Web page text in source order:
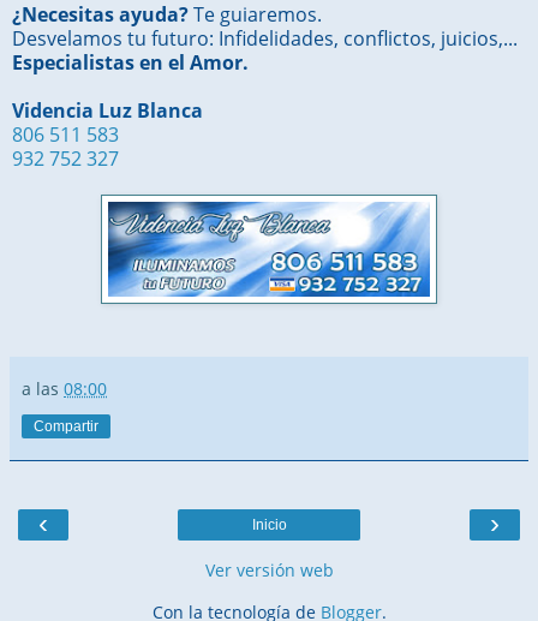
¿Necesitas ayuda?Te guiaremos.
Desvelamos tu futuro: Infidelidades, conflictos, juicios,...
Especialistas en el Amor.
Videncia Luz Blanca
806 511 583
932 752 327
a las 08:00
Compartir
‹ ›
Inicio
Ver versión web
Con la tecnología de Blogger.